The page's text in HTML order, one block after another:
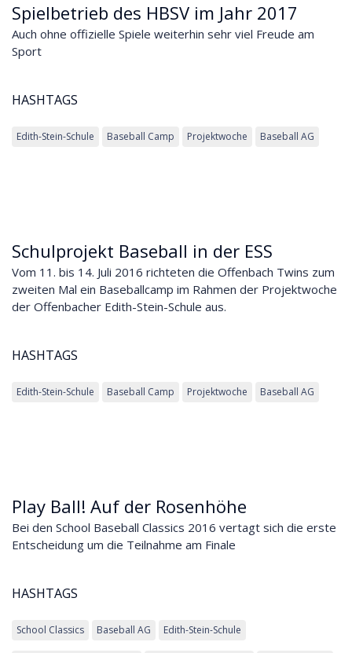
Spielbetrieb des HBSV im Jahr 2017
Auch ohne offizielle Spiele weiterhin sehr viel Freude am
Sport
HASHTAGS
Edith-Stein-Schule Baseball Camp Projektwoche Baseball AG
Schulprojekt Baseball in der ESS
Vom 11. bis 14. Juli 2016 richteten die Offenbach Twins zum
zweiten Mal ein Baseballcamp im Rahmen der Projektwoche
der Offenbacher Edith-Stein-Schule aus.
HASHTAGS
Edith-Stein-Schule Baseball Camp Projektwoche Baseball AG
Play Ball! Auf der Rosenhöhe
Bei den School Baseball Classics 2016 vertagt sich die erste
Entscheidung um die Teilnahme am Finale
HASHTAGS
School Classics Baseball AG Edith-Stein-Schule